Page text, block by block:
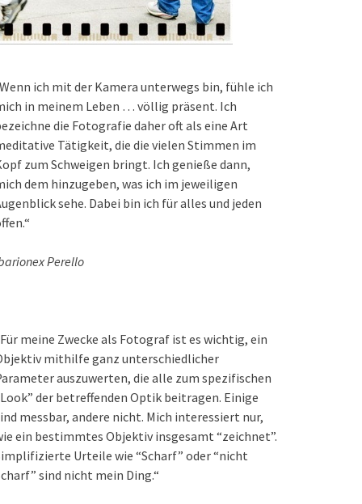
ich mit der Kamera unterwegs bin, fühle ich
in meinem Leben … völlig präsent. Ich
die Fotografie daher oft als eine Art
Tätigkeit, die die vielen Stimmen im
zum Schweigen bringt. Ich genieße dann,
dem hinzugeben, was ich im jeweiligen
sehe. Dabei bin ich für alles und jeden
Perello
meine Zwecke als Fotograf ist es wichtig, ein
mithilfe ganz unterschiedlicher
auszuwerten, die alle zum spezifischen
der betreffenden Optik beitragen. Einige
messbar, andere nicht. Mich interessiert nur,
ein bestimmtes Objektiv insgesamt “zeichnet”.
Urteile wie “Scharf” oder “nicht
sind nicht mein Ding.“